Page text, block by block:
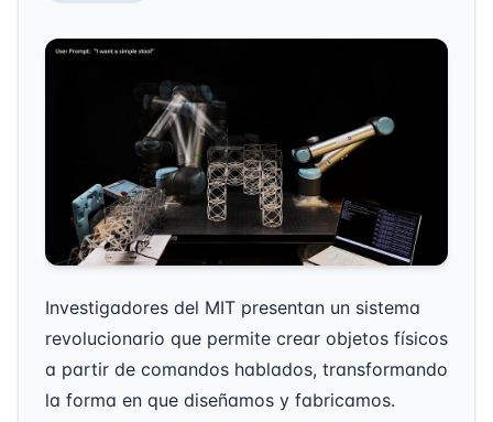
Investigadores del MIT presentan un sistema
revolucionario que permite crear objetos físicos
a partir de comandos hablados, transformando
la forma en que diseñamos y fabricamos.